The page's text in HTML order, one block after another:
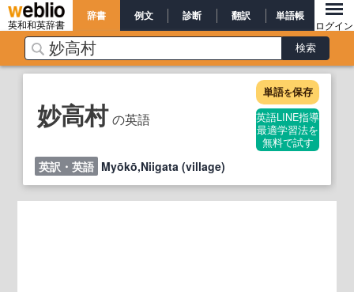
英和和英辞書
辞書 例文 診断 翻訳 単語帳
ログイン
妙高村 の英語
単語を保存
英語LINE指導
最適学習法を
無料で試す
英訳・英語 Myōkō,Niigata (village)